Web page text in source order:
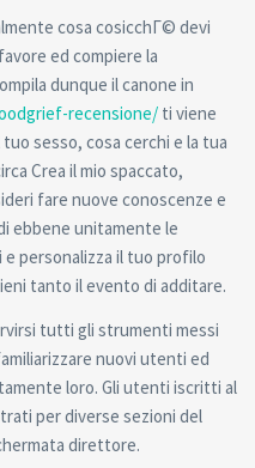
cosa cosicchГ© devi
ed compiere la
dunque il canone in
recensione/ ti viene
sesso, cosa cerchi e la tua
Crea il mio spaccato,
fare nuove conoscenze e
ebbene unitamente le
personalizza il tuo profilo
tanto il evento di additare.
tutti gli strumenti messi
nuovi utenti ed
loro. Gli utenti iscritti al
per diverse sezioni del
direttore.